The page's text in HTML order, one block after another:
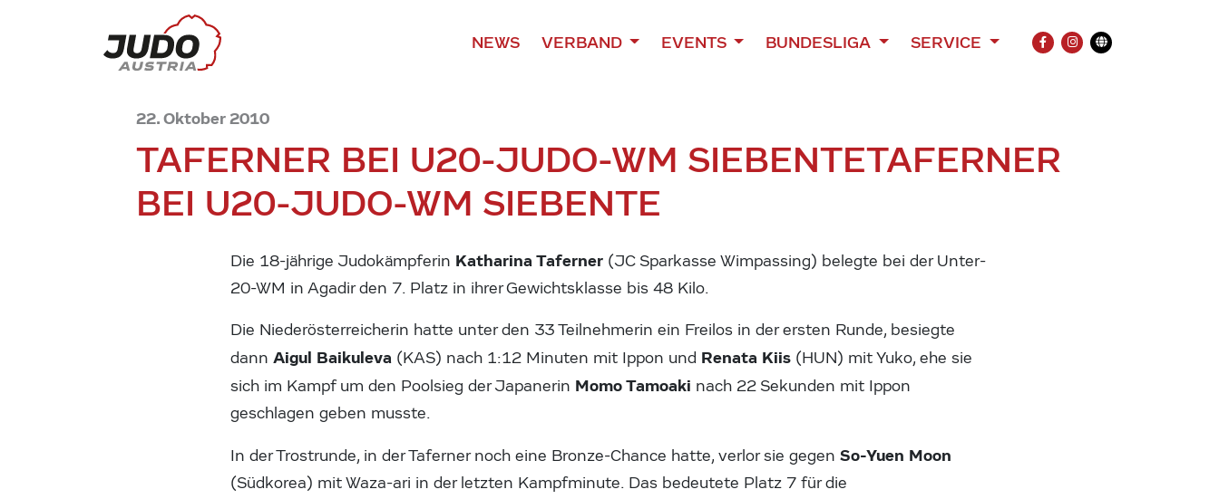
NEWS VERBAND EVENTS BUNDESLIGA SERVICE
FACEBOOK
INSTAGRAM
Übersetzung
22. Oktober 2010
TAFERNER BEI U20-JUDO-WM SIEBENTETAFERNER
BEI U20-JUDO-WM SIEBENTE
Die 18-jährige Judokämpferin Katharina Taferner (JC Sparkasse Wimpassing) belegte bei der Unter-
20-WM in Agadir den 7. Platz in ihrer Gewichtsklasse bis 48 Kilo.
Die Niederösterreicherin hatte unter den 33 Teilnehmerin ein Freilos in der ersten Runde, besiegte
dannAigul Baikuleva (KAS) nach 1:12 Minuten mit Ippon und Renata Kiis (HUN) mit Yuko, ehe sie
sich im Kampf um den Poolsieg der Japanerin Momo Tamoaki nach 22 Sekunden mit Ippon
geschlagen geben musste.
In der Trostrunde, in der Taferner noch eine Bronze-Chance hatte, verlor sie gegenSo-Yuen Moon
(Südkorea) mit Waza-ari in der letzten Kampfminute. Das bedeutete Platz 7 für die